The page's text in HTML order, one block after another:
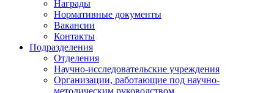
Награды
Нормативные документы
Вакансии
Контакты
Подразделения
Отделения
Научно-исследовательские учреждения
Организации, работающие под научно-
методическим руководством